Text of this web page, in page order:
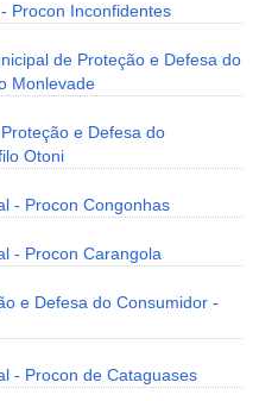
Procon Inconfidentes
de Proteção e Defesa do
Monlevade
e Defesa do
Otoni
- Procon Congonhas
- Procon Carangola
e Defesa do Consumidor -
- Procon de Cataguases